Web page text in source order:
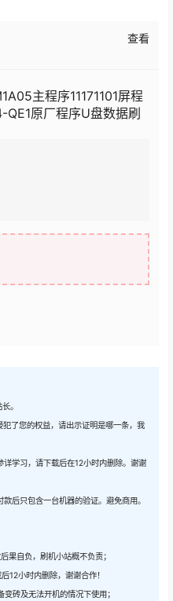
查看
主程序11171101屏程
原厂程序U盘数据刷
。
了您的权益，请出示证明是哪一条，我
学习，请下载后在12小时内删除。谢谢
后只包含一台机器的验证。避免商用。
果自负，刷机小站概不负责；
12小时内删除，谢谢合作！
砖及无法开机的情况下使用；